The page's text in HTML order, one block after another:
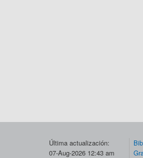
Última actualización:
07-Aug-2026 12:43 am